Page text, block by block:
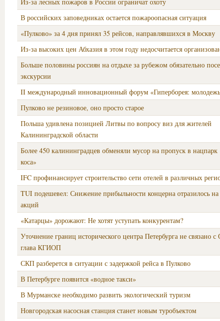
В российских заповедниках остается пожароопасная ситуация
«Пулково» за 4 дня принял 35 рейсов, направлявшихся в Москву
Из-за высоких цен Абхазия в этом году недосчитается
Больше половины россиян на отдыхе за рубежом обязательно
экскурсии
II международный инновационный форум «Гиперборея:
Пулково не резиновое, оно просто старое
Польша удивлена позицией Литвы по вопросу виз для жителей
Калининградской области
Более 450 калининградцев обменяли мусор на пропуск в
коса»
IFC профинансирует строительство сети отелей в различных
TUI подешевел: Снижение прибыльности концерна отразилось на
акций
«Катарцы» дорожают: Не хотят уступать конкурентам?
Уточнение границ исторического центра Петербурга не связано
глава КГИОП
СКП разберется в ситуации с задержкой рейса в Пулково
В Петербурге появится «водное такси»
В Мурманске необходимо развить экологический туризм
Новгородская насосная станция станет новым туробъектом